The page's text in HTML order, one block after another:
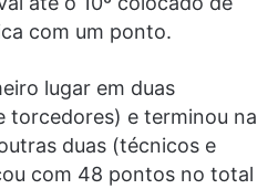
com um ponto.
lugar em duas
torcedores) e terminou na
duas (técnicos e
com 48 pontos no total